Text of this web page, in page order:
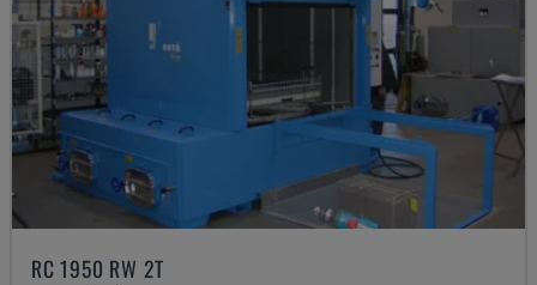
RC 1950 RW 2T